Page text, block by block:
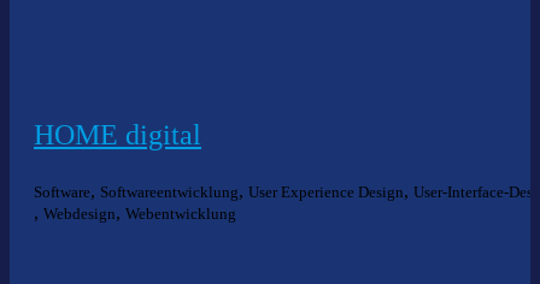
HOME digital
Software, Softwareentwicklung, User Experience Design, User-Interface-
, Webdesign, Webentwicklung